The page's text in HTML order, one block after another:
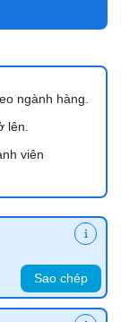
ngành hàng.
lên.
viên
Sao chép